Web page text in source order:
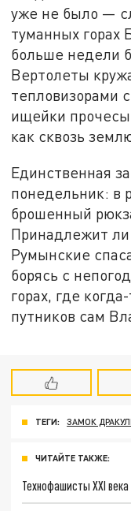
уже не было —
туманных горах
больше недели
Вертолеты
тепловизорами
ищейки
как сквозь
Единственная
понедельник: в
брошенный
Принадлежит
Румынские
борясь с
горах, где
путников сам
ТЕГИ: ЗАМОК
ЧИТАЙТЕ ТАКЖЕ:
Технофашисты XXI века